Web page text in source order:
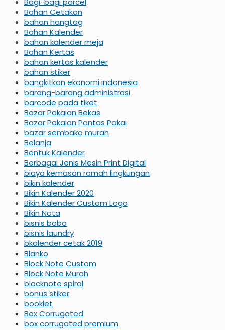
Bahan Cetakan
bahan hangtag
Bahan Kalender
bahan kalender meja
Bahan Kertas
bahan kertas kalender
bahan stiker
bangkitkan ekonomi indonesia
barang-barang administrasi
barcode pada tiket
Bazar Pakaian Bekas
Bazar Pakaian Pantas Pakai
bazar sembako murah
Belanja
Bentuk Kalender
Berbagai Jenis Mesin Print Digital
biaya kemasan ramah lingkungan
bikin kalender
Bikin Kalender 2020
Bikin Kalender Custom Logo
Bikin Nota
bisnis boba
bisnis laundry
bkalender cetak 2019
Blanko
Block Note Custom
Block Note Murah
blocknote spiral
bonus stiker
booklet
Box Corrugated
box corrugated premium